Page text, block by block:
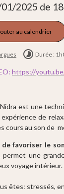
2025 de
au calendrier
Durée :
https://
est une
de
cours au son de
favoriser le
permet une
voyage
êtes: stressés,